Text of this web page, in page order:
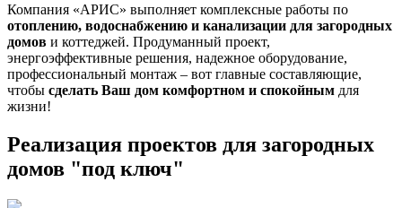
Компания «АРИС» выполняет комплексные работы по
отоплению, водоснабжению и канализации для загородных
домов и коттеджей. Продуманный проект,
энергоэффективные решения, надежное оборудование,
профессиональный монтаж – вот главные составляющие,
чтобы сделать Ваш дом комфортном и спокойным для
жизни!
Реализация проектов для загородных
домов "под ключ"